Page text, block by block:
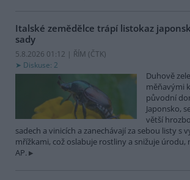
Italské zemědělce trápí listokaz
sady
5.8.2026 01:12 | ŘÍM (ČTK)
Diskuse: 2
Duhově
měňavými
původní
Japonsko,
větší
sadech a vinicích a zanechávají za sebou listy s
mřížkami, což oslabuje rostliny a snižuje úrodu,
AP.